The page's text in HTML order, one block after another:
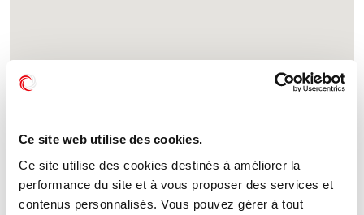
Ce site web utilise des cookies.
Ce site utilise des cookies destinés à améliorer la
performance du site et à vous proposer des services et
contenus personnalisés. Vous pouvez gérer à tout
DPE - GES